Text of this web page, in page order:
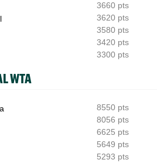
3660 pts
3620 pts
3580 pts
3420 pts
3300 pts
WTA
8550 pts
8056 pts
6625 pts
5649 pts
5293 pts